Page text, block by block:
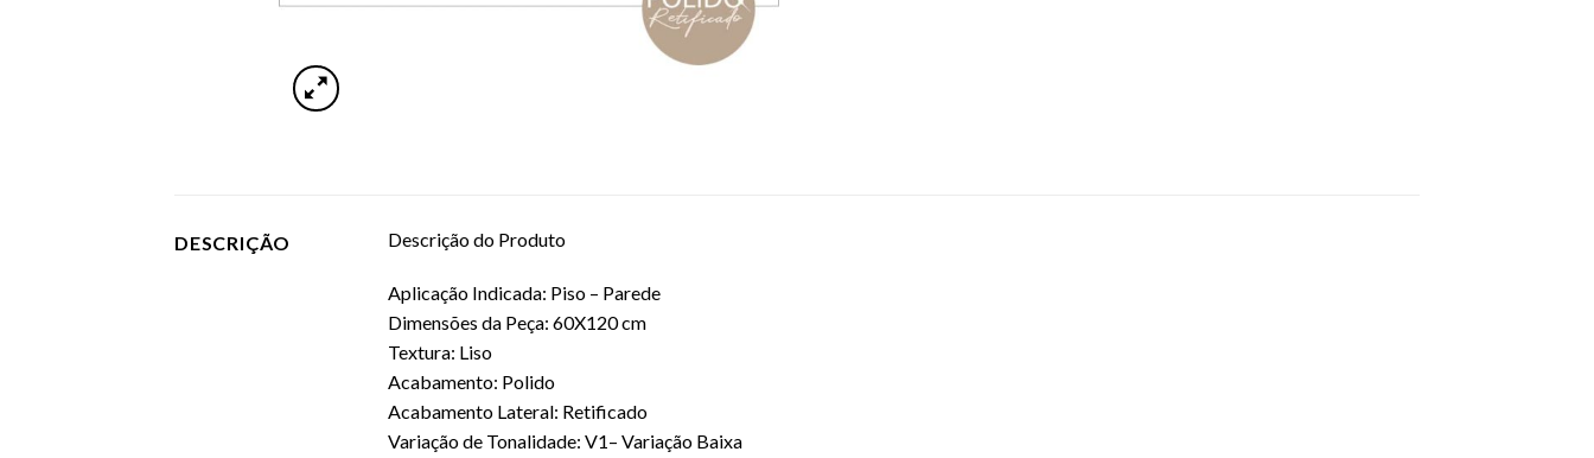
DESCRIÇÃO Descrição do Produto
Aplicação Indicada: Piso – Parede
Dimensões da Peça: 60X120 cm
Textura: Liso
Acabamento: Polido
Acabamento Lateral: Retificado
Variação de Tonalidade: V1– Variação Baixa